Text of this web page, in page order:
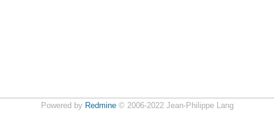
Powered by Redmine© 2006-2022 Jean-Philippe Lang